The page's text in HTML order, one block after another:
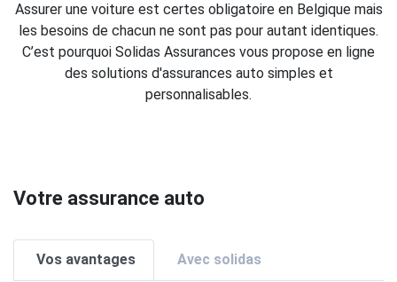
Assurer une voiture est certes obligatoire en Belgique mais
les besoins de chacun ne sont pas pour autant identiques.
C’est pourquoi Solidas Assurances vous propose en ligne
des solutions d'assurances auto simples et
personnalisables.
Votre assurance auto
Vos avantages Avec solidas